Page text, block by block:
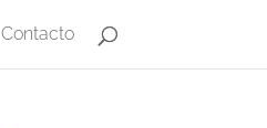
Contacto